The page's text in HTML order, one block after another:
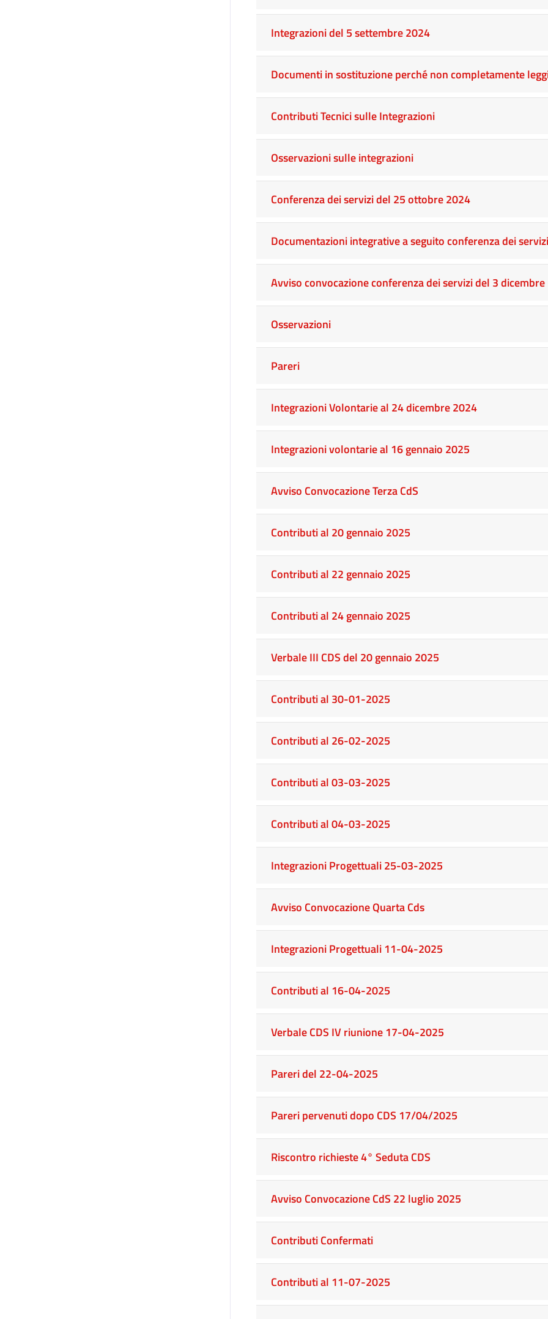
Integrazioni del 5 settembre 2024
Documenti in sostituzione perché non completamente
Contributi Tecnici sulle Integrazioni
Osservazioni sulle integrazioni
Conferenza dei servizi del 25 ottobre 2024
Documentazioni integrative a seguito conferenza dei
Avviso convocazione conferenza dei servizi del 3
Osservazioni
Pareri
Integrazioni Volontarie al 24 dicembre 2024
Integrazioni volontarie al 16 gennaio 2025
Avviso Convocazione Terza CdS
Contributi al 20 gennaio 2025
Contributi al 22 gennaio 2025
Contributi al 24 gennaio 2025
Verbale III CDS del 20 gennaio 2025
Contributi al 30-01-2025
Contributi al 26-02-2025
Contributi al 03-03-2025
Contributi al 04-03-2025
Integrazioni Progettuali 25-03-2025
Avviso Convocazione Quarta Cds
Integrazioni Progettuali 11-04-2025
Contributi al 16-04-2025
Verbale CDS IV riunione 17-04-2025
Pareri del 22-04-2025
Pareri pervenuti dopo CDS 17/04/2025
Riscontro richieste 4° Seduta CDS
Avviso Convocazione CdS 22 luglio 2025
Contributi Confermati
Contributi al 11-07-2025